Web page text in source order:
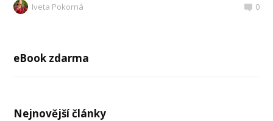
Iveta Pokorná 0
eBook zdarma
Nejnovější články